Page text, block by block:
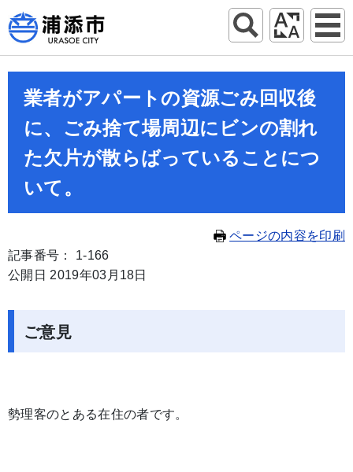
業者がアパートの資源ごみ回収後
に、ごみ捨て場周辺にビンの割れ
た欠片が散らばっていることにつ
いて。
ページの内容を印刷
記事番号： 1-166
公開日 2019年03月18日
ご意見
勢理客のとある在住の者です。